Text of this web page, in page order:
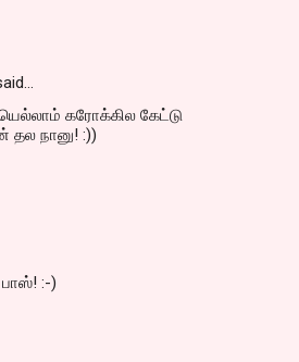
கரோக்கில கேட்டு
தல நானு! :))
:-)